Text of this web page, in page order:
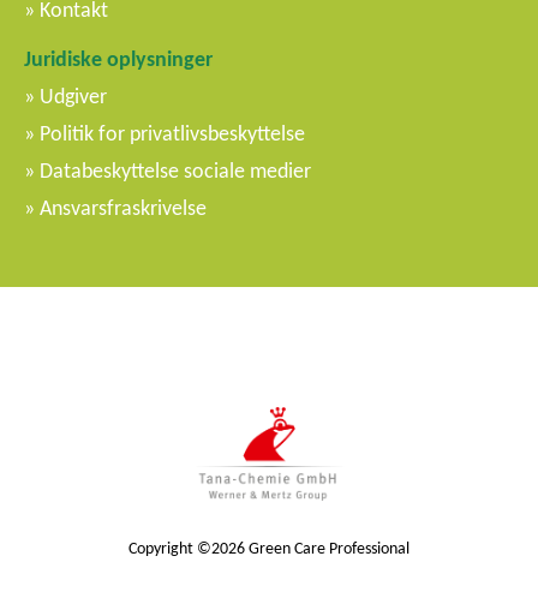
Kontakt
Juridiske oplysninger
Udgiver
Politik for privatlivsbeskyttelse
Databeskyttelse sociale medier
Ansvarsfraskrivelse
Copyright ©2026 Green Care Professional